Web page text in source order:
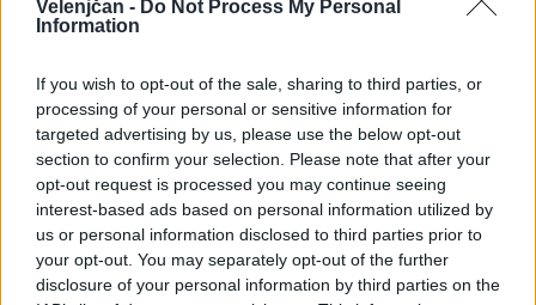
Velenjčan - Do Not Process My Personal
Information
If you wish to opt-out of the sale, sharing to third parties, or
processing of your personal or sensitive information for
targeted advertising by us, please use the below opt-out
section to confirm your selection. Please note that after your
opt-out request is processed you may continue seeing
interest-based ads based on personal information utilized by
us or personal information disclosed to third parties prior to
your opt-out. You may separately opt-out of the further
disclosure of your personal information by third parties on the
kartic
Zaradi večje uporabe bankomatov v času
praznikov je tudi večja nevarnost zlorab
negotovinskih plačilnih sredstev. Ena izmed njih je
namestitev skimming naprav ali pasti za denar
(cashtrapping) na bankomatih.